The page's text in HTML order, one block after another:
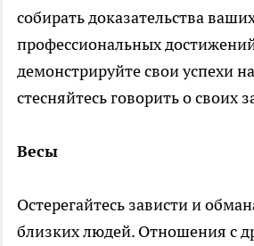
собирать доказательства
профессиональных
демонстрируйте свои успехи
стесняйтесь говорить о своих
Весы
Остерегайтесь зависти и
близких людей. Отношения с